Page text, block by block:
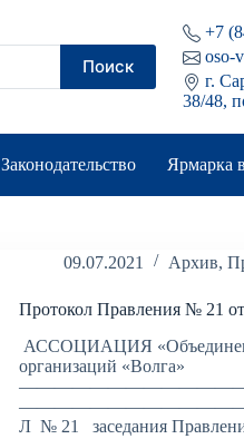
Поиск
+7
oso-
г.
38/48,
Законодательство Ярмарка
09.07.2021 Архив,
Протокол Правления № 21 от
АССОЦИАЦИЯ
организаций «Волга»
Л № 21 заседания